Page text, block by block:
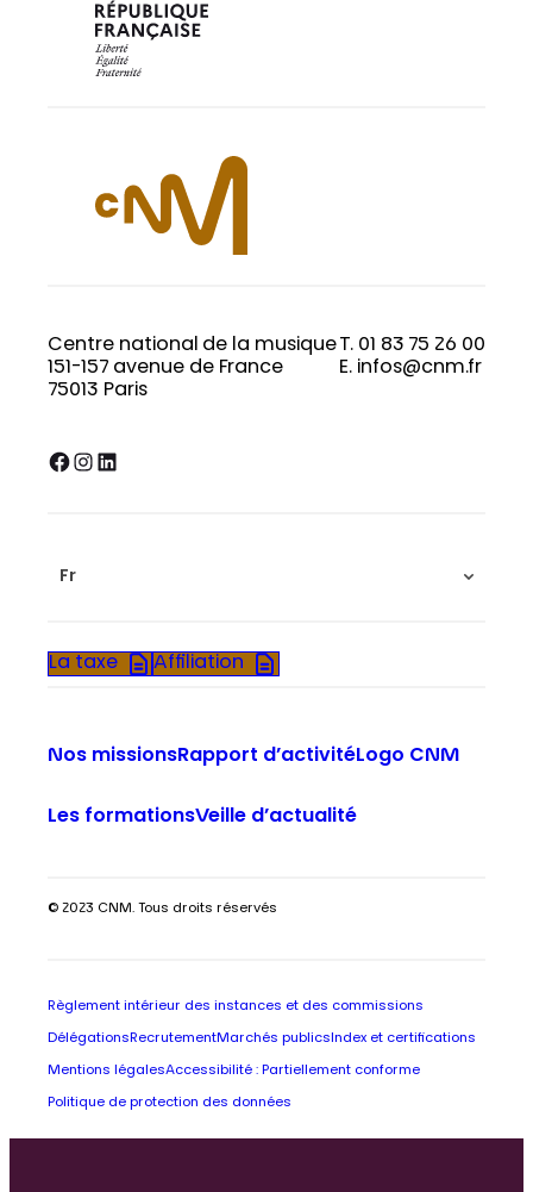
Centre national de la musique
151-157 avenue de France
75013 Paris
T. 01 83 75 26 00
E. infos@cnm.fr
Facebook InstagramLinkedIn
Fr
La taxe Affiliation
Nos missionsRapport d’activitéLogo CNM
Les formationsVeille d’actualité
© 2023 CNM. Tous droits réservés
Règlement intérieur des instances et des commissions
Délégations RecrutementMarchés publics Index et certifications
Mentions légalesAccessibilité : Partiellement conforme
Politique de protection des données